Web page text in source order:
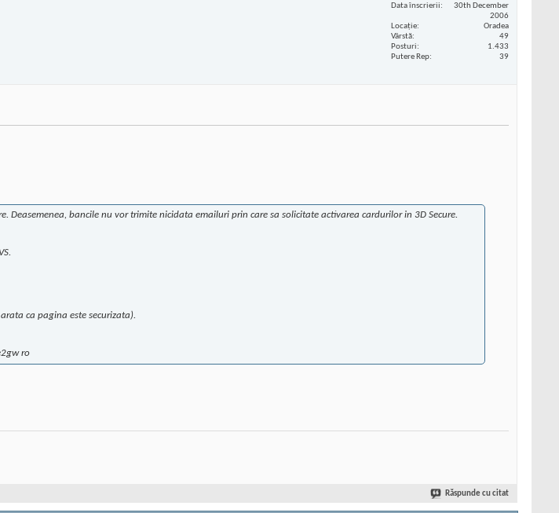
Data înscrierii
30th December
2006
Locaţie
Oradea
Vârstă
49
Posturi
1.433
Putere Rep
39
bancile nu vor trimite nicidata emailuri prin care sa solicitate activarea cardurilor in 3D Secure.
ca pagina este securizata).
ro
Răspunde cu citat